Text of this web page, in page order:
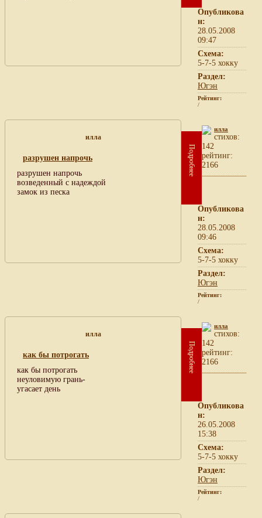
Опубликова
н:
28.05.2008
09:47
Схема:
5-7-5 хокку
Раздел:
Югэн
Рейтинг:
/
илла
разрушен напрочь
разрушен напрочь
возведенный с надеждой
замок из песка
Подробнее
илла
cтихов:
142
рейтинг:
2166
Опубликова
н:
28.05.2008
09:46
Схема:
5-7-5 хокку
Раздел:
Югэн
Рейтинг:
/
илла
как бы потрогать
как бы потрогать
неуловимую грань-
угасает день
Подробнее
илла
cтихов:
142
рейтинг:
2166
Опубликова
н:
26.05.2008
15:38
Схема:
5-7-5 хокку
Раздел:
Югэн
Рейтинг:
/